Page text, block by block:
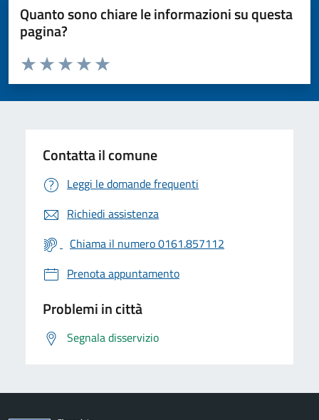
Quanto sono chiare le informazioni su questa
pagina?
Valuta da 1 a 5 stelle la pagina
Valuta 5 stelle su 5
Valuta 4 stelle su 5
Valuta 3 stelle su 5
Valuta 2 stelle su 5
Valuta 1 stelle su 5
Contatta il comune
Leggi le domande frequenti
Richiedi assistenza
Chiama il numero 0161.857112
Prenota appuntamento
Problemi in città
Segnala disservizio